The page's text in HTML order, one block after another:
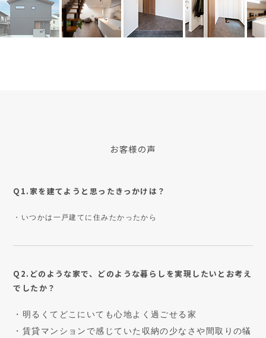
お客様の声
Q1.家を建てようと思ったきっかけは？
・いつかは一戸建てに住みたかったから
Q2.どのような家で、どのような暮らしを実現したいとお考え
でしたか？
・明るくてどこにいても心地よく過ごせる家
・賃貸マンションで感じていた収納の少なさや間取りの犠